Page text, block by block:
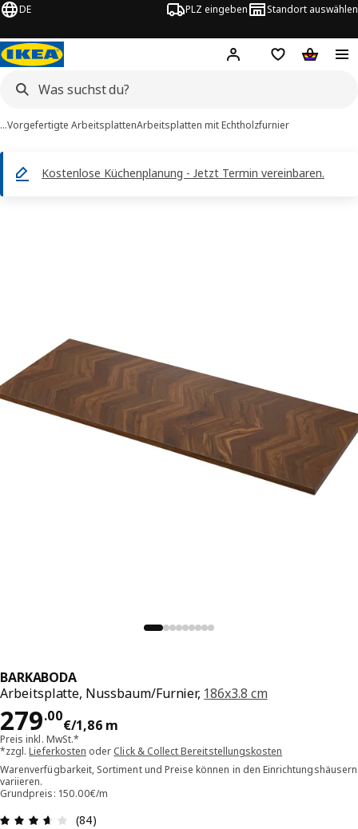
DE PLZ eingeben Standort auswählen
Hej! Hier einloggen
Merkzettel
…Vorgefertigte ArbeitsplattenArbeitsplatten mit Echtholzfurnier
Kostenlose Küchenplanung - Jetzt Termin vereinbaren.
BARKABODA
Arbeitsplatte, Nussbaum/Furnier, 186x3.8 cm
279.00
€/1,86 m
Preis 279.00€/1,86 m
Preis inkl. MwSt.*
*zzgl.Lieferkosten oder Click & Collect Bereitstellungskosten
Warenverfügbarkeit, Sortiment und Preise können in den Einrichtungshäusern
variieren.
Grundpreis: 150.00€/m
Bewertung: 3.6 von 5 Sterne Alle Bewertungen:
(84)